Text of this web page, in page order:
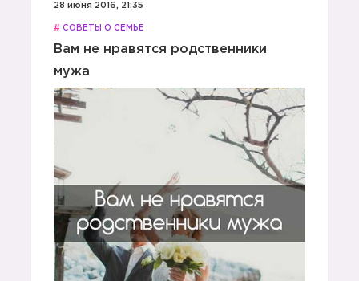
28 июня 2016, 21:35
# СОВЕТЫ О СЕМЬЕ
Вам не нравятся родственники
мужа